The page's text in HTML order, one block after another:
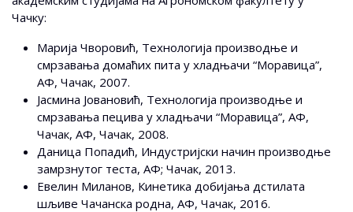
Чачку:
Марија Чворовић, Технологија производње и
смрзавања домаћих пита у хладњачи “Моравица”,
АФ, Чачак, 2007.
Јасмина Јовановић, Технологија производње и
смрзавања пецива у хладњачи “Моравица”, АФ,
Чачак, АФ, Чачак, 2008.
Даница Попадић, Индустријски начин производње
замрзнутог теста, АФ; Чачак, 2013.
Евелин Миланов, Кинетика добијања дстилата
шљиве Чачанска родна, АФ, Чачак, 2016.